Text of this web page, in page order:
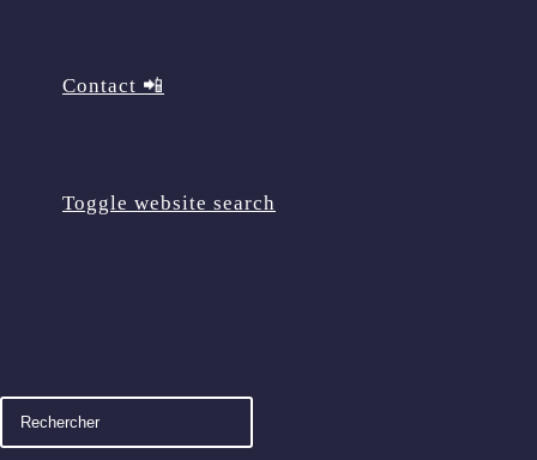
Contact 📲
Toggle website search